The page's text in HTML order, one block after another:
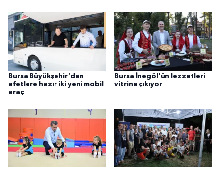
Bursa Büyükşehir'den
afetlere hazır iki yeni mobil
araç
Bursa İnegöl'ün lezzetleri
vitrine çıkıyor